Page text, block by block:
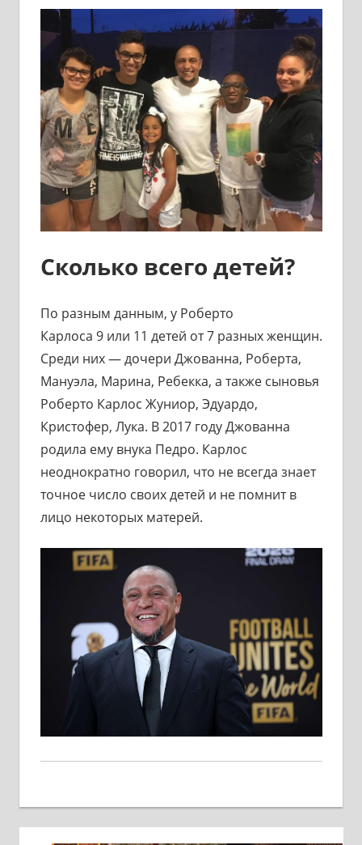
Сколько всего детей?
По разным данным, у Роберто
Карлоса 9 или 11 детей от 7 разных женщин.
Среди них — дочери Джованна, Роберта,
Мануэла, Марина, Ребекка, а также сыновья
Роберто Карлос Жуниор, Эдуардо,
Кристофер, Лука. В 2017 году Джованна
родила ему внука Педро. Карлос
неоднократно говорил, что не всегда знает
точное число своих детей и не помнит в
лицо некоторых матерей.